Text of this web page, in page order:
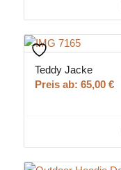
Teddy Jacke
Preis ab: 65,00 €